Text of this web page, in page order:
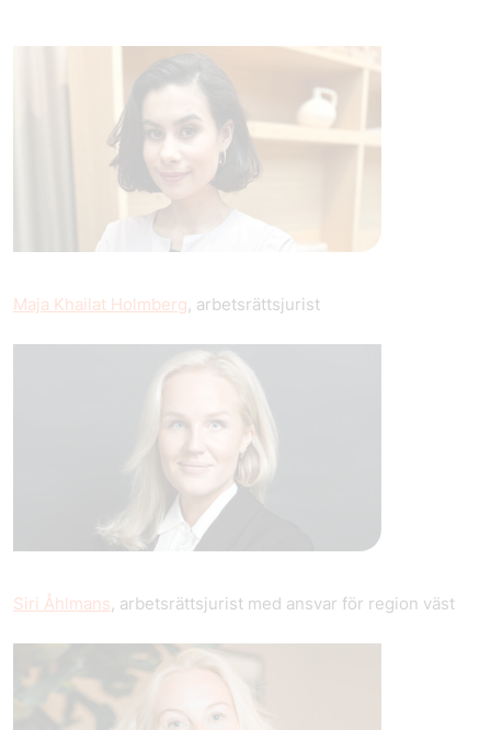
Maja Khailat Holmberg, arbetsrättsjurist
Siri Åhlmans, arbetsrättsjurist med ansvar för region väst